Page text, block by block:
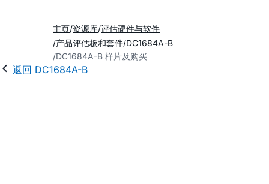
主页 资源库 评估硬件与软件
产品评估板和套件 DC1684A-B
DC1684A-B 样片及购买
返回 DC1684A-B